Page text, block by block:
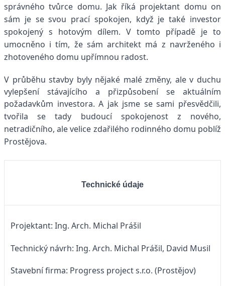
správného tvůrce domu. Jak říká projektant domu on
sám je se svou prací spokojen, když je také investor
spokojený s hotovým dílem. V tomto případě je to
umocněno i tím, že sám architekt má z navrženého i
zhotoveného domu upřímnou radost.
V průběhu stavby byly nějaké malé změny, ale v duchu
vylepšení stávajícího a přizpůsobení se aktuálním
požadavkům investora.A jak jsme se sami přesvědčili,
tvořila se tady budoucí spokojenost z nového,
netradičního, ale velice zdařilého rodinného domu poblíž
Prostějova.
Technické údaje
Projektant: Ing. Arch. Michal Prášil
Technický návrh: Ing. Arch. Michal Prášil, David Musil
Stavební firma: Progress project s.r.o. (Prostějov)